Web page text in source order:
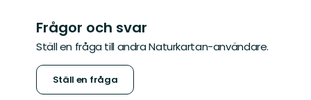
Frågor och svar
Ställ en fråga till andra Naturkartan-användare.
Ställ en fråga